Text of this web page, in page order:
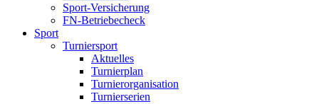
Sport-Versicherung
FN-Betriebecheck
Sport
Turniersport
Aktuelles
Turnierplan
Turnierorganisation
Turnierserien